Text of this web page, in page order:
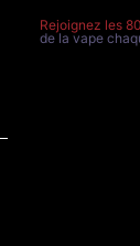
Rejoignez les
de la vape